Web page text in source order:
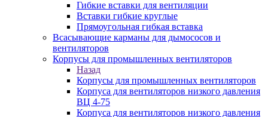
Гибкие вставки для вентиляции
Вставки гибкие круглые
Прямоугольная гибкая вставка
Всасывающие карманы для дымососов и
вентиляторов
Корпусы для промышленных вентиляторов
Назад
Корпусы для промышленных вентиляторов
Корпуса для вентиляторов низкого давления
ВЦ 4-75
Корпуса для вентиляторов низкого давления